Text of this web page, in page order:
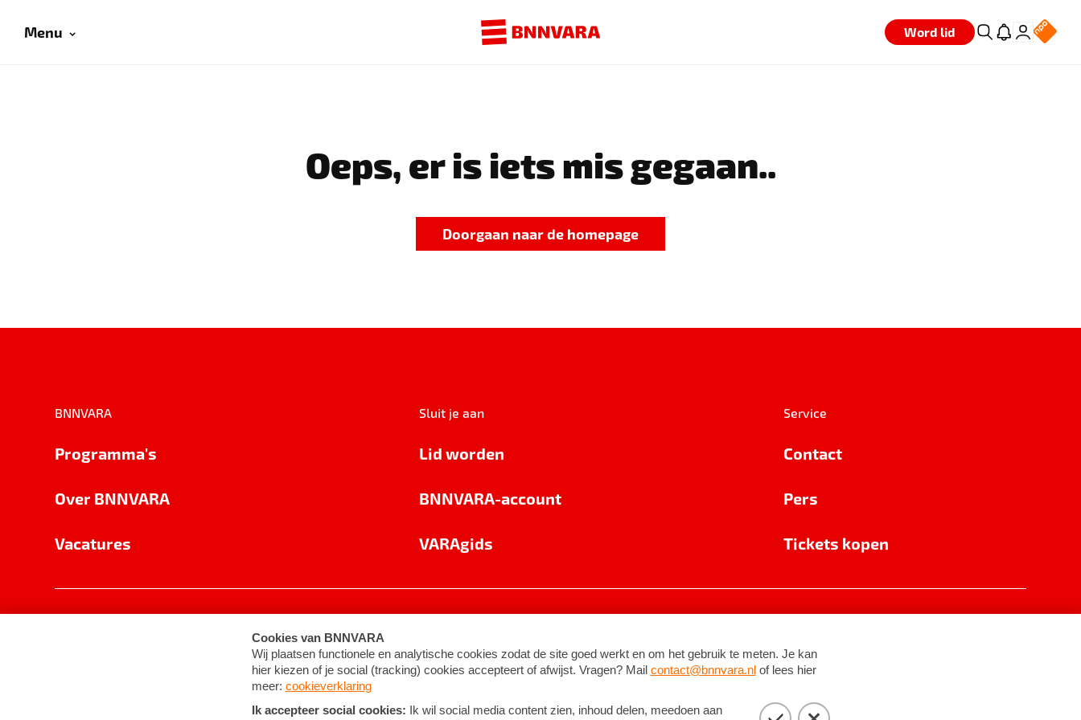
Menu Word lid
Oeps, er is iets mis gegaan..
Doorgaan naar de homepage
BNNVARA
Programma's
Over BNNVARA
Vacatures
Sluit je aan
Lid worden
BNNVARA-account
VARAgids
Service
Contact
Pers
Tickets kopen
Cookie-instellingen Algemene voorwaarden ©2026BNNVARA